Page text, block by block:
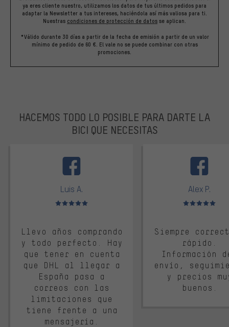
ya eres cliente nuestro, utilizamos los datos de tus últimos pedidos para
adaptar la Newsletter a tus intereses, haciéndola así más valiosa para ti.
Nuestras condiciones de protección de datos se aplican.
*Válido durante 30 días a partir de la fecha de emisión a partir de un valor
mínimo de pedido de 60 €. El vale no se puede combinar con otras
promociones.
HACEMOS TODO LO POSIBLE PARA DARTE LA
BICI QUE NECESITAS
Luis A.
Valoración media: 5 de 5
Llevo años comprando
y todo perfecto. Hay
que tener en cuenta
que DHL al llegar a
España pasa a
correos con las
limitaciones que
tiene frente a una
mensajería.
Alex P.
Valoración
Siempre
rápido.
Información
envío,
y precios
buenos.